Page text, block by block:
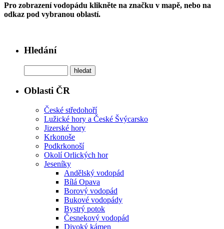
Pro zobrazení vodopádu klikněte na značku v mapě, nebo na
odkaz pod vybranou oblastí.
Hledání
Oblasti ČR
České středohoří
Lužické hory a České Švýcarsko
Jizerské hory
Krkonoše
Podkrkonoší
Okolí Orlických hor
Jeseníky
Andělský vodopád
Bílá Opava
Borový vodopád
Bukové vodopády
Bystrý potok
Česnekový vodopád
Divoký kámen